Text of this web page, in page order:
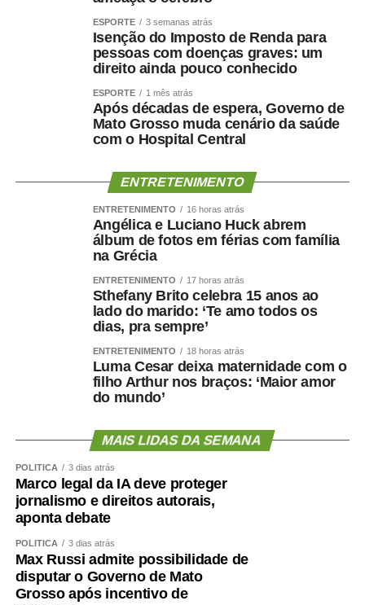
ESPORTE 3 semanas atrás
Isenção do Imposto de Renda para
pessoas com doenças graves: um
direito ainda pouco conhecido
ESPORTE 1 mês atrás
Após décadas de espera, Governo de
Mato Grosso muda cenário da saúde
com o Hospital Central
ENTRETENIMENTO
ENTRETENIMENTO 16 horas atrás
Angélica e Luciano Huck abrem
álbum de fotos em férias com família
na Grécia
ENTRETENIMENTO 17 horas atrás
Sthefany Brito celebra 15 anos ao
lado do marido: ‘Te amo todos os
dias, pra sempre’
ENTRETENIMENTO 18 horas atrás
Luma Cesar deixa maternidade com o
filho Arthur nos braços: ‘Maior amor
do mundo’
MAIS LIDAS DA SEMANA
POLÍTICA 3 dias atrás
Marco legal da IA deve proteger
jornalismo e direitos autorais,
aponta debate
POLÍTICA 3 dias atrás
Max Russi admite possibilidade de
disputar o Governo de Mato
Grosso após incentivo de